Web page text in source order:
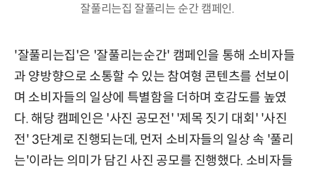
잘풀리는집 잘풀리는 순간 캠페인.
'잘풀리는집'은 '잘풀리는순간' 캠페인을 통해 소비자들
과 양방향으로 소통할 수 있는 참여형 콘텐츠를 선보이
며 소비자들의 일상에 특별함을 더하며 호감도를 높였
다. 해당 캠페인은 '사진 공모전' '제목 짓기 대회' '사진
전' 3단계로 진행되는데, 먼저 소비자들의 일상 속 '풀리
는'이라는 의미가 담긴 사진 공모를 진행했다. 소비자들